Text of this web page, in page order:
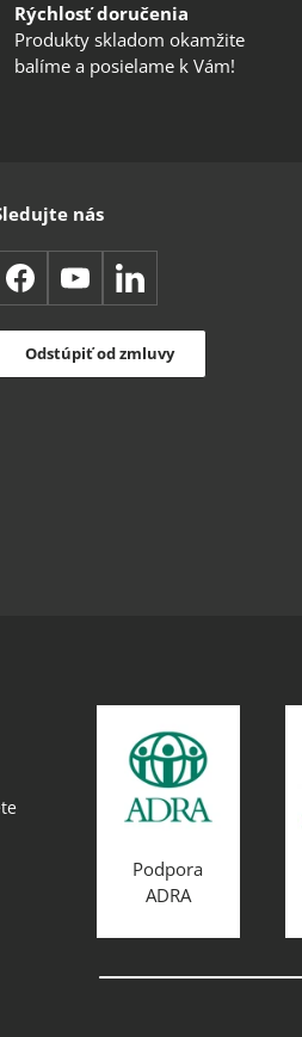
Rýchlosť doručenia
Produkty skladom okamžite
balíme a posielame k Vám!
nás
FacebookYouTubeLinkedIn
Odstúpiť od zmluvy
Podpora
ADRA